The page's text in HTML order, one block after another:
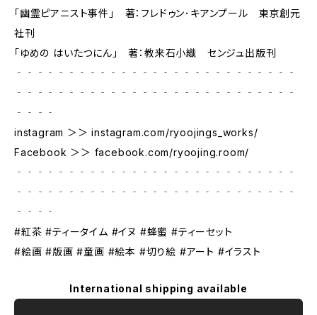
「幽霊ピアニスト事件」 著：フレドゥン･キアンプール 東京創元
社刊
「ゆめの はいたつにん」 著：教来石小織 センジュ出版刊
‐‐‐‐‐‐‐‐‐‐‐‐‐‐‐‐‐‐‐‐‐‐‐‐‐‐‐
‐‐‐‐‐‐‐‐‐‐‐‐‐‐‐‐‐‐‐‐‐‐‐‐‐‐‐
‐‐‐‐
instagram ＞＞ instagram.com/ryoojings_works/
Facebook ＞＞ facebook.com/ryoojing.room/
‐‐‐‐‐‐‐‐‐‐‐‐‐‐‐‐‐‐‐‐‐‐‐‐‐‐‐
‐‐‐‐‐‐‐‐‐‐‐‐‐‐‐‐‐‐‐‐‐‐‐‐‐‐‐
‐‐‐‐
#紅茶 #ティータイム #イヌ #蜂蜜 #ティーセット
#絵画 #版画 #童画 #絵本 #切り絵 #アート #イラスト
International shipping available